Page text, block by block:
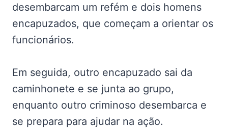
desembarcam um refém e dois homens
encapuzados, que começam a orientar os
funcionários.
Em seguida, outro encapuzado sai da
caminhonete e se junta ao grupo,
enquanto outro criminoso desembarca e
se prepara para ajudar na ação.